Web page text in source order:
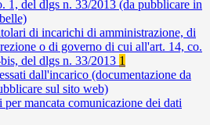
1, del dlgs n. 33/2013 (da pubblicare in
di incarichi di amministrazione, di
o di governo di cui all'art. 14, co.
del dlgs n. 33/2013 1
dall'incarico (documentazione da
sul sito web)
per mancata comunicazione dei dati